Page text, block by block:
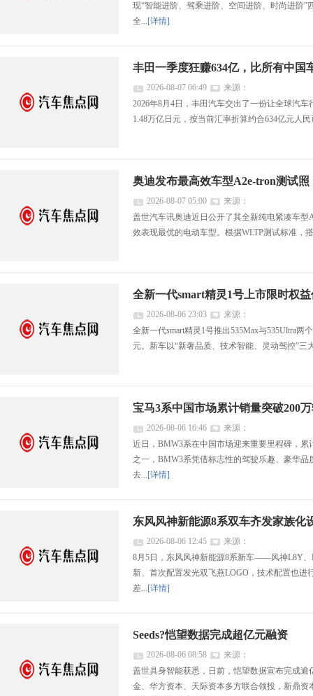
现“智能进阶、驾乘进阶、空间进阶、时尚进阶
全...[详情]
丰田一季度狂赚634亿，比所有中国
2026-08-07 06:49
来源：
2026年8月4日，丰田汽车交出了一份让全球汽
1.48万亿日元，按当前汇率折算约合634亿元人
奥迪发布最高效车型A2e-tron测试照
2026-08-07 05:00
来源：
盖世汽车讯奥迪近日公开了其全新纯电紧凑车
效表现最优的电动车型。根据WLTP测试标准，
全新一代smart精灵1号上市限时权益
2026-08-06 23:03
来源：
全新一代smart精灵1号推出535Max与535Ultra
元。新车以“新奢品质、技术智能、灵动驾控”
宝马3系中国市场累计销量突破200
2026-08-06 16:46
来源：
近日，BMW3系在中国市场迎来重要里程碑，
之一，BMW3系凭借标志性的驾驶乐趣、豪华
去...[详情]
东风风神新能源8系双车齐发家族化
2026-08-06 12:45
来源：
8月5日，东风风神新能源8系新车——风神L8Y、
新、首次配置发光双飞燕LOGO，技术配置也
差...[详情]
Seeds?恺望数据完成超亿元融资
2026-08-06 08:58
来源：
盖世具身智能获悉，日前，恺望数据宣布完成
金、华方资本、天际资本多方联合领投，新鼎